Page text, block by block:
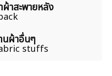
ผ้าสะพายหลัง
นผ้าอื่นๆ
stuffs